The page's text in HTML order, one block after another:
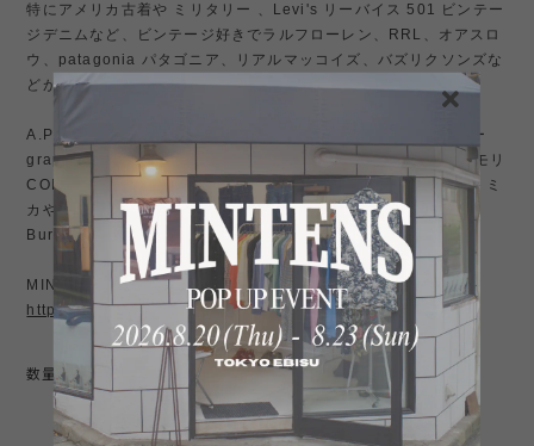
特にアメリカ古着や ミリタリー 、Levi's リーバイス 501 ビンテー
ジデニムなど、ビンテージ好きでラルフローレン、RRL、オアスロ
ウ、patagonia パタゴニア、リアルマッコイズ、バズリクソンズな
どが好きな方にはお勧め。
A.PRESSE アプレッセ、INTERIM インテリム、グラフペーパー
graphpaper、Neat ニート 、YAECA ヤエカやオーラリー、コモリ
COMOLI、ciota シオタ、HELILL ヘリル、ANATOMICA アナトミ
カやノースフェイス、ナナミカ、イズネス、LE レショップ、
Burberry 一枚袖、古着などが好きな方にお勧め。
MINTENSお勧め商品はこちら↓
https://shop.mintens-tokyo.com/categories/3774631
数量